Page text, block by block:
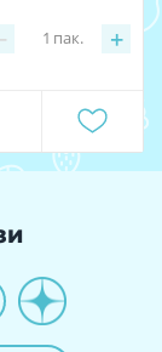
+
1 пак.